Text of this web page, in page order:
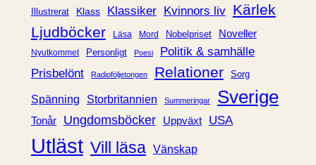
Illustrerat Klass Klassiker Kvinnors liv Kärlek
Ljudböcker
Läsa Mord Nobelpriset Noveller
Nyutkommet Personligt Poesi
Politik & samhälle
Prisbelönt
Radioföljetongen Relationer Sorg
Spänning Storbritannien Summeringar Sverige
Tonår Ungdomsböcker Uppväxt USA
Utläst Vill läsa Vänskap